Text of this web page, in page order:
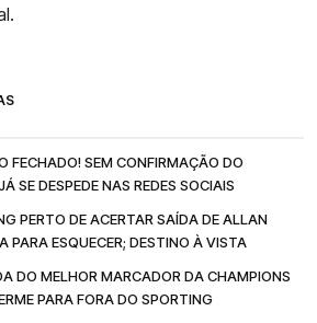
FECHADO! SEM CONFIRMAÇÃO DO
SE DESPEDE NAS REDES SOCIAIS
PERTO DE ACERTAR SAÍDA DE ALLAN
PARA ESQUECER; DESTINO À VISTA
DO MELHOR MARCADOR DA CHAMPIONS
PARA FORA DO SPORTING